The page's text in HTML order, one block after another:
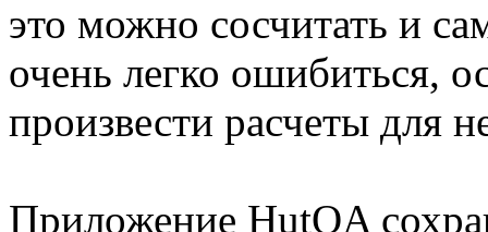
это можно сосчитать и
очень легко ошибиться,
произвести расчеты для
Приложение HutQA